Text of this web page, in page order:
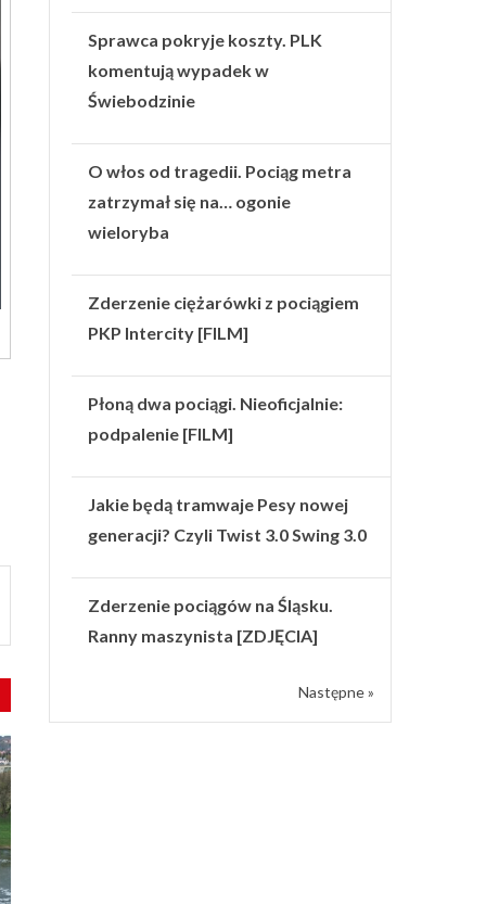
Sprawca pokryje koszty. PLK
komentują wypadek w
Świebodzinie
O włos od tragedii. Pociąg metra
zatrzymał się na… ogonie
wieloryba
Zderzenie ciężarówki z pociągiem
PKP Intercity [FILM]
Płoną dwa pociągi. Nieoficjalnie:
podpalenie [FILM]
Jakie będą tramwaje Pesy nowej
generacji? Czyli Twist 3.0 Swing 3.0
Zderzenie pociągów na Śląsku.
Ranny maszynista [ZDJĘCIA]
Następne »